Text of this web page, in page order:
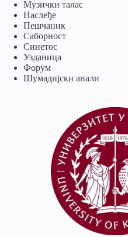
Музички талас
Наслеђе
Пешчаник
Саборност
Синетос
Узданица
Форум
Шумадијски анали